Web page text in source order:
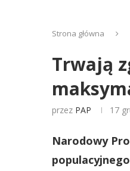
Strona główna
Trwają
przez PAP 17
Narodowy